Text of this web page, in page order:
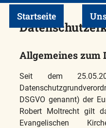
Startseite
Allgemeines zum
Seit dem
DSGVO genannt) der
Robert Moltrecht gilt
Evangelischen